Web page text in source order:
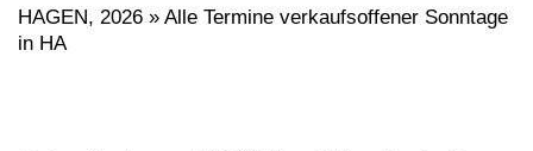
HAGEN, 2026 » Alle Termine verkaufsoffener Sonntage
in HA